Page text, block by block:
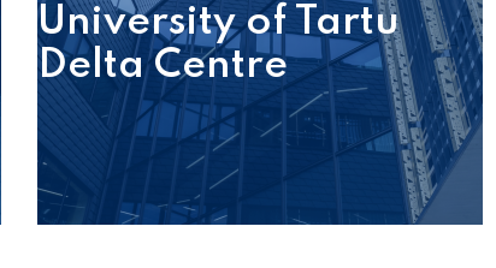
University of Tartu
Delta Centre